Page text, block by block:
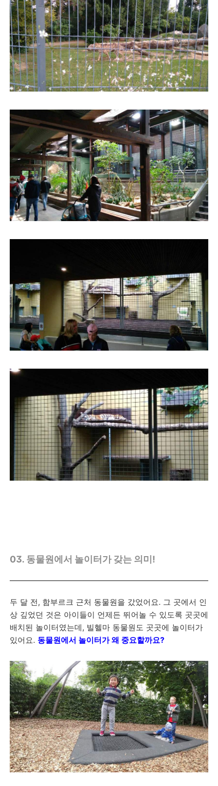
03. 동물원에서 놀이터가 갖는 의미!
두 달 전, 함부르크 근처 동물원을 갔었어요. 그 곳에서 인
상 깊었던 것은 아이들이 언제든 뛰어놀 수 있도록 곳곳에
배치된 놀이터였는데, 빌헬마 동물원도 곳곳에 놀이터가
있어요. 동물원에서 놀이터가 왜 중요할까요?